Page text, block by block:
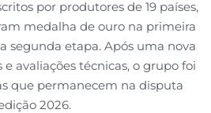
por produtores de 19 países,
medalha de ouro na primeira
segunda etapa. Após uma nova
avaliações técnicas, o grupo foi
que permanecem na disputa
2026.